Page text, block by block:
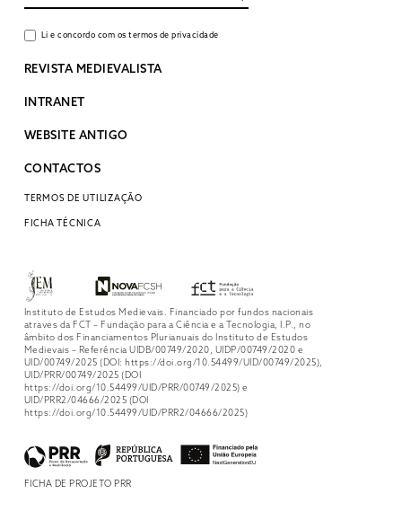
Li e concordo com os termos de privacidade
REVISTA MEDIEVALISTA
INTRANET
WEBSITE ANTIGO
CONTACTOS
TERMOS DE UTILIZAÇÃO
FICHA TÉCNICA
Instituto de Estudos Medievais. Financiado por fundos nacionais
através da FCT – Fundação para a Ciência e a Tecnologia, I.P., no
âmbito dos Financiamentos Plurianuais do Instituto de Estudos
Medievais – Referência UIDB/00749/2020, UIDP/00749/2020 e
UID/00749/2025 (DOI: https://doi.org/10.54499/UID/00749/2025),
UID/PRR/00749/2025 (DOI
https://doi.org/10.54499/UID/PRR/00749/2025) e
UID/PRR2/04666/2025 (DOI
https://doi.org/10.54499/UID/PRR2/04666/2025)
FICHA DE PROJETO PRR